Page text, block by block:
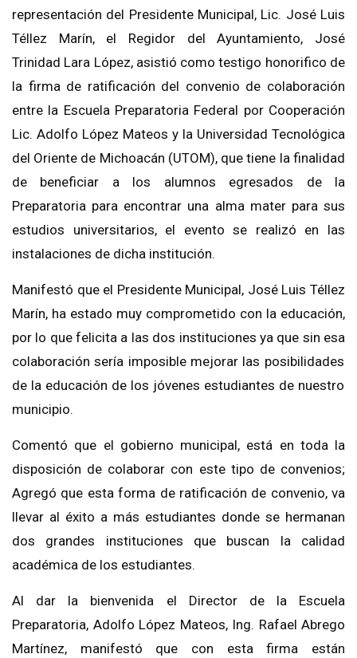
representación del Presidente Municipal, Lic. José Luis
Téllez Marín, el Regidor del Ayuntamiento, José
Trinidad Lara López,asistió como testigo honorifico de
la firmade ratificación del convenio de colaboración
entre la Escuela Preparatoria Federal por Cooperación
Lic. Adolfo López Mateos y la Universidad Tecnológica
del Oriente de Michoacán (UTOM), que tiene la finalidad
de beneficiar a los alumnos egresados de la
Preparatoria para encontrar una alma mater para sus
estudios universitarios, el evento se realizó en las
instalaciones de dicha institución.
Manifestó que el Presidente Municipal, José Luis Téllez
Marín, ha estado muy comprometido con la educación,
por lo que felicita a las dos instituciones ya que sin esa
colaboración sería imposible mejorar las posibilidades
de la educación de los jóvenes estudiantes de nuestro
municipio.
Comentó que el gobierno municipal, está en toda la
disposición de colaborar con este tipo de convenios;
Agregó que esta forma de ratificación de convenio, va
llevar al éxito a más estudiantes donde se hermanan
dos grandes instituciones que buscan la calidad
académica de los estudiantes.
Al dar la bienvenida el Director de la Escuela
Preparatoria, Adolfo López Mateos, Ing. Rafael Abrego
Martínez, manifestó que con esta firma están